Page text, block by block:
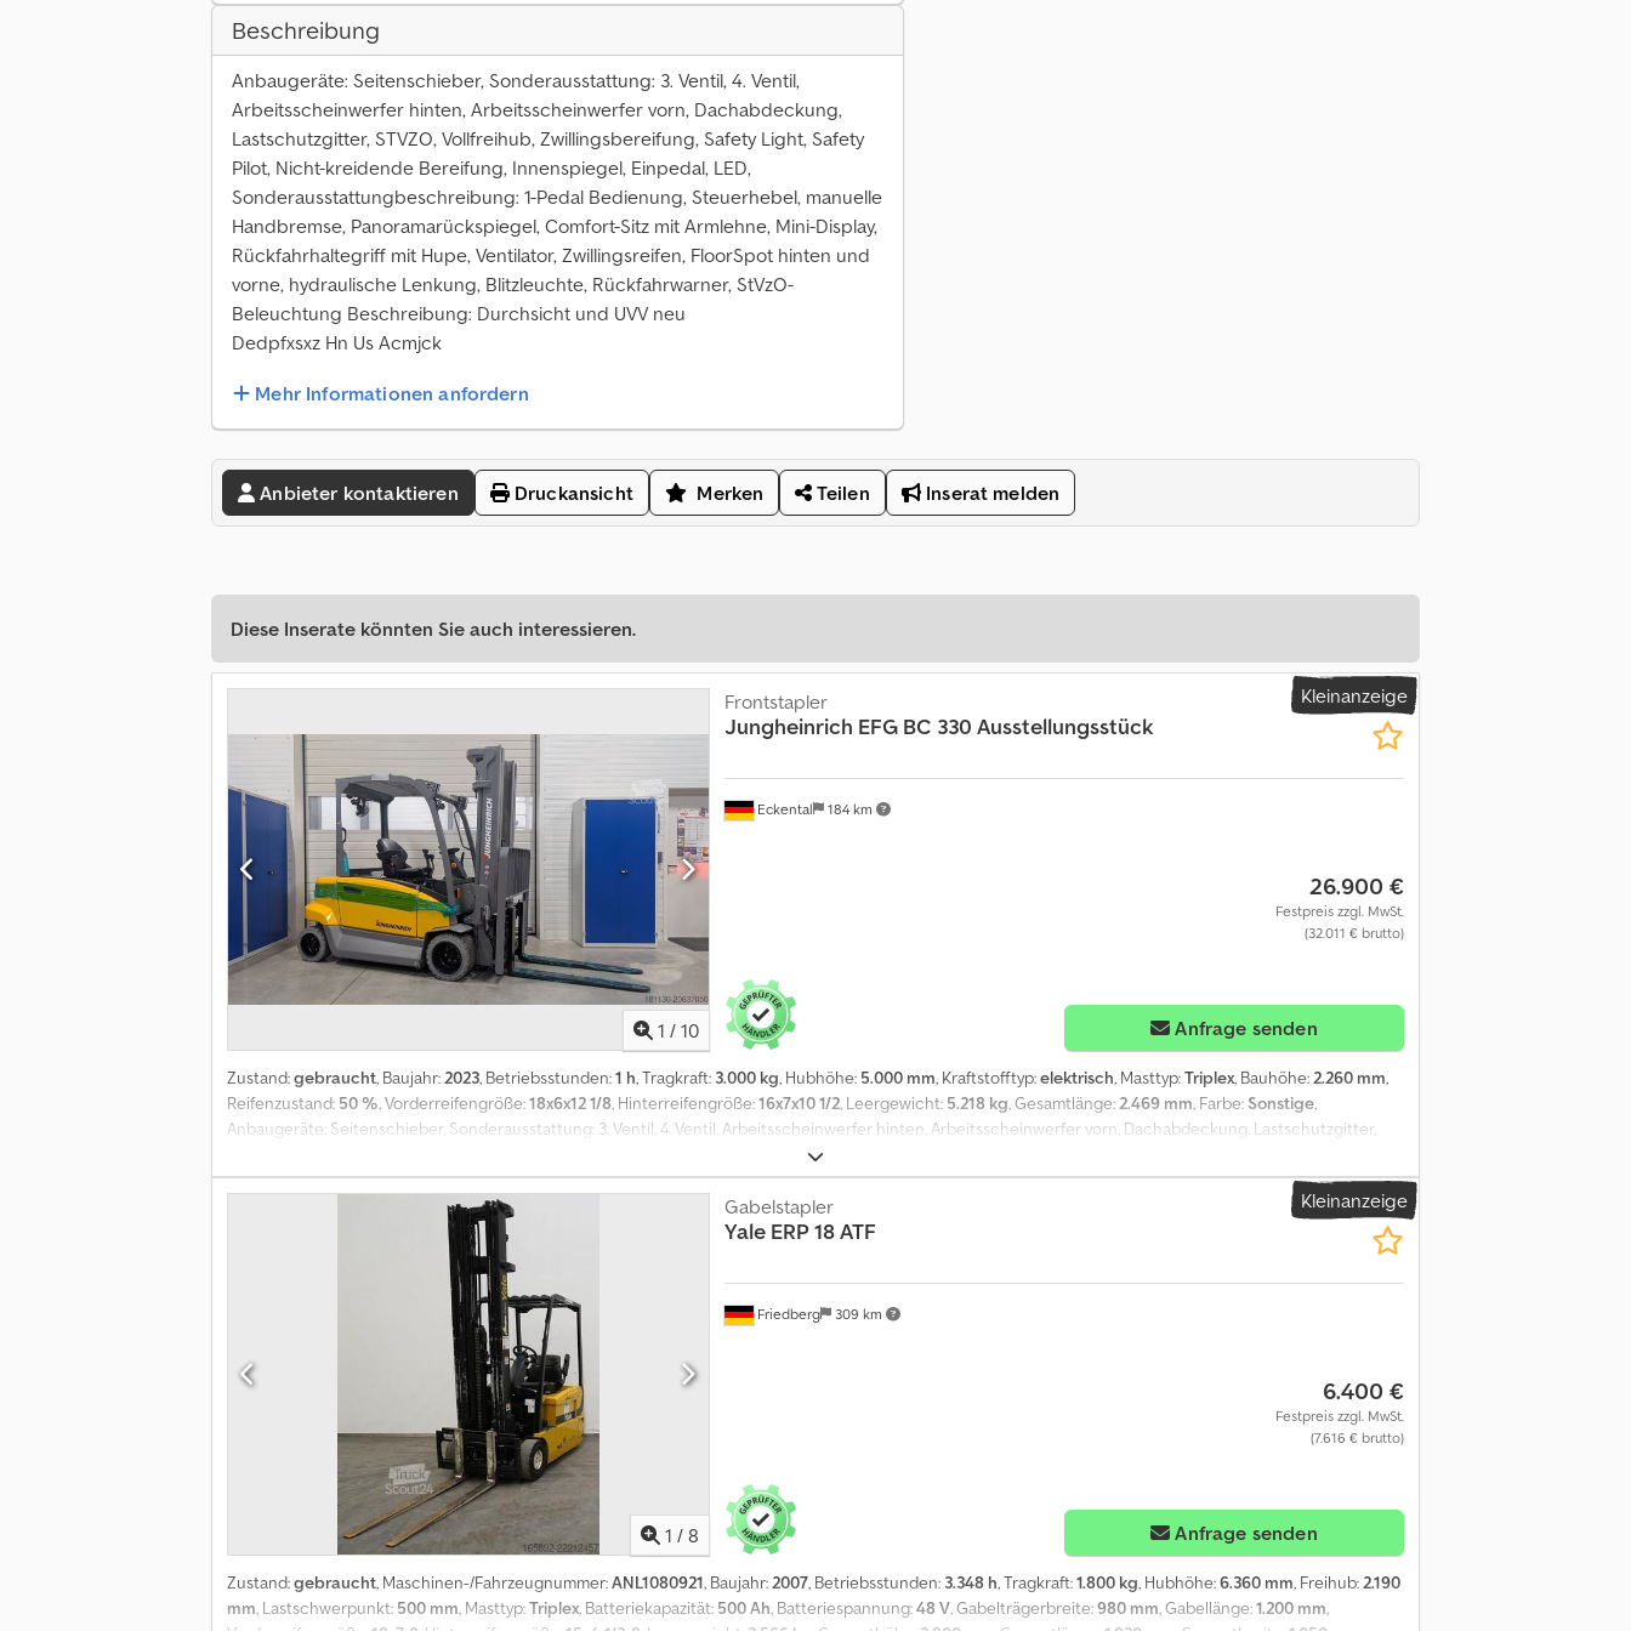
Beschreibung
Anbaugeräte: Seitenschieber, Sonderausstattung: 3. Ventil, 4. Ventil,
Arbeitsscheinwerfer hinten, Arbeitsscheinwerfer vorn, Dachabdeckung,
Lastschutzgitter, STVZO, Vollfreihub, Zwillingsbereifung, Safety Light, Safety
Pilot, Nicht-kreidende Bereifung, Innenspiegel, Einpedal, LED,
Sonderausstattungbeschreibung: 1-Pedal Bedienung, Steuerhebel, manuelle
Handbremse, Panoramarückspiegel, Comfort-Sitz mit Armlehne, Mini-Display,
Rückfahrhaltegriff mit Hupe, Ventilator, Zwillingsreifen, FloorSpot hinten und
vorne, hydraulische Lenkung, Blitzleuchte, Rückfahrwarner, StVzO-
Beleuchtung Beschreibung: Durchsicht und UVV neu
Dedpfxsxz Hn Us Acmjck
Mehr Informationen anfordern
Anbieter kontaktieren Druckansicht Merken Teilen Inserat melden
Diese Inserate könnten Sie auch interessieren.
Kleinanzeige
1 / 10
Eckental 184 km
Frontstapler
Jungheinrich EFG BC 330 Ausstellungsstück
26.900 €
Festpreis zzgl. MwSt.
(32.011 € brutto)
Anfrage senden
Zustand:gebraucht, Baujahr:2023, Betriebsstunden:1 h, Tragkraft: 3.000 kg, Hubhöhe: 5.000 mm, Kraftstofftyp:elektrisch, Masttyp:Triplex, Bauhöhe:2.260 mm,
Reifenzustand: 50 %, Vorderreifengröße:18x6x12 1/8, Hinterreifengröße:16x7x10 1/2, Leergewicht: 5.218 kg, Gesamtlänge:2.469 mm, Farbe:Sonstige,
Anbaugeräte: Seitenschieber, Sonderausstattung: 3. Ventil, 4. Ventil, Arbeitsscheinwerfer hinten, Arbeitsscheinwerfer vorn, Dachabdeckung, Lastschutzgitter,
STVZO, Vollfreihub, Zwillingsbereifung, Safety Light, Safety Pilot, Nicht-kreidende Bereifung, Innenspiegel, Einpedal, LED, Sonderausstattungbeschreibung: 1-
Pedal Bedienung, Steuerhebel, manuelle Handbremse, Panoramarückspiegel, Comfort-Sitz mit Armlehne, Mini-Display, Rückfahrhaltegriff mit Hupe, Ventilator,
Zwillingsreifen, FloorSpot hinten und vorne, hydraulische Lenkung, Blitzleuchte, Rückfahrwarner, StVzO-Beleuchtung Beschreibung: Durchsicht und UVV neu
Kleinanzeige
1 / 8
Friedberg 309 km
Gabelstapler
Yale ERP 18 ATF
6.400 €
Festpreis zzgl. MwSt.
(7.616 € brutto)
Anfrage senden
Zustand:gebraucht, Maschinen-/Fahrzeugnummer:ANL1080921, Baujahr:2007, Betriebsstunden: 3.348 h, Tragkraft:1.800 kg, Hubhöhe:6.360 mm, Freihub:2.190
mm, Lastschwerpunkt: 500 mm, Masttyp:Triplex, Batteriekapazität: 500 Ah, Batteriespannung:48 V, Gabelträgerbreite:980 mm, Gabellänge:1.200 mm,